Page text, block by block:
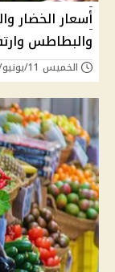
أسعار الخضار
والبطاطس
الخميس 11/يونيو/2026 - 10:50 ص